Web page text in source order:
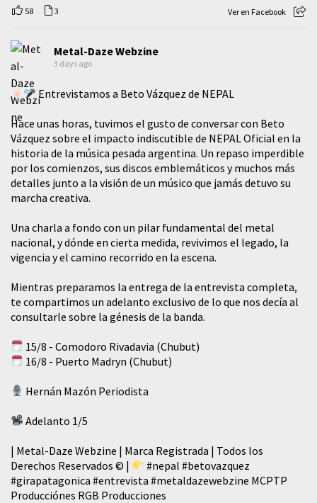
58 3 Ver en Facebook
Metal-Daze Webzine
3 days ago
Entrevistamos a Beto Vázquez de NEPAL
Hace unas horas, tuvimos el gusto de conversar con Beto
Vázquez sobre el impacto indiscutible de NEPAL Oficial en la
historia de la música pesada argentina. Un repaso imperdible
por los comienzos, sus discos emblemáticos y muchos más
detalles junto a la visión de un músico que jamás detuvo su
marcha creativa.
​Una charla a fondo con un pilar fundamental del metal
nacional, y dónde en cierta medida, revivimos el legado, la
vigencia y el camino recorrido en la escena.
Mientras preparamos la entrega de la entrevista completa,
te compartimos un adelanto exclusivo de lo que nos decía al
consultarle sobre la génesis de la banda.
15/8 - Comodoro Rivadavia (Chubut)
16/8 - Puerto Madryn (Chubut)
Hernán Mazón Periodista
Adelanto 1/5
| Metal-Daze Webzine | Marca Registrada | Todos los
Derechos Reservados © |
#nepal #betovazquez
#girapatagonica #entrevista #metaldazewebzine MCPTP
Producciónes RGB Producciones